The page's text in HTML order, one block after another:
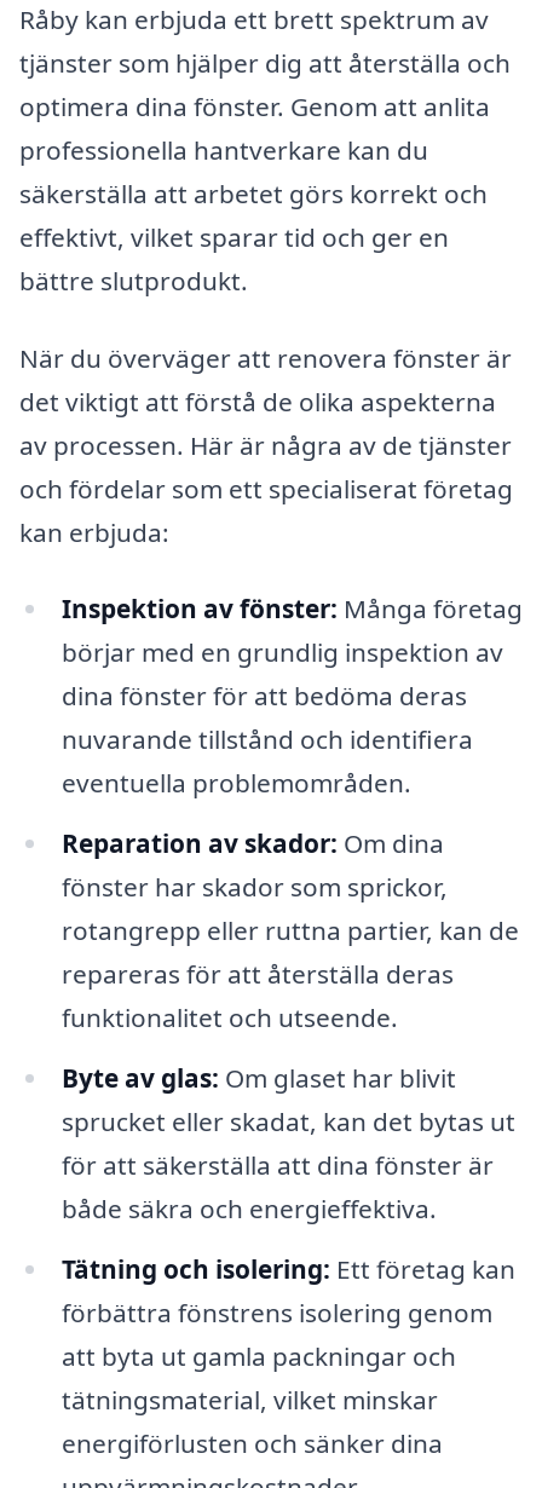
Råby kan erbjuda ett brett spektrum av
tjänster som hjälper dig att återställa och
optimera dina fönster. Genom att anlita
professionella hantverkare kan du
säkerställa att arbetet görs korrekt och
effektivt, vilket sparar tid och ger en
bättre slutprodukt.
När du överväger att renovera fönster är
det viktigt att förstå de olika aspekterna
av processen. Här är några av de tjänster
och fördelar som ett specialiserat företag
kan erbjuda:
Inspektion av fönster: Många företag
börjar med en grundlig inspektion av
dina fönster för att bedöma deras
nuvarande tillstånd och identifiera
eventuella problemområden.
Reparation av skador: Om dina
fönster har skador som sprickor,
rotangrepp eller ruttna partier, kan de
repareras för att återställa deras
funktionalitet och utseende.
Byte av glas: Om glaset har blivit
sprucket eller skadat, kan det bytas ut
för att säkerställa att dina fönster är
både säkra och energieffektiva.
Tätning och isolering: Ett företag kan
förbättra fönstrens isolering genom
att byta ut gamla packningar och
tätningsmaterial, vilket minskar
energiförlusten och sänker dina